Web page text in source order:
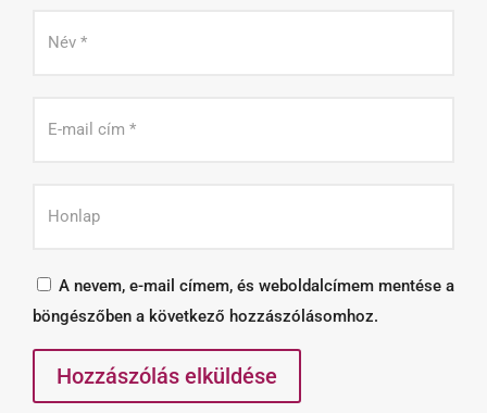
A nevem, e-mail címem, és weboldalcímem mentése a
böngészőben a következő hozzászólásomhoz.
Hozzászólás elküldése